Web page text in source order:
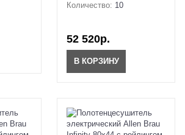
Количество: 10
52 520р.
В КОРЗИНУ